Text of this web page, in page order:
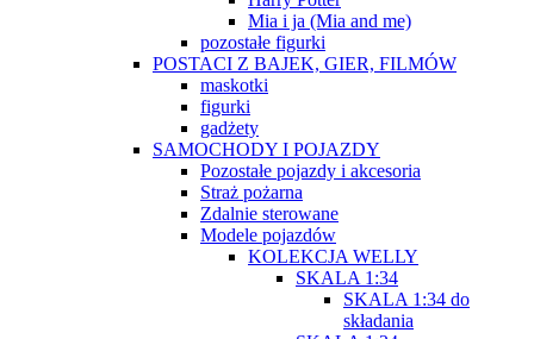
Mia i ja (Mia and me)
pozostałe figurki
POSTACI Z BAJEK, GIER, FILMÓW
maskotki
figurki
gadżety
SAMOCHODY I POJAZDY
Pozostałe pojazdy i akcesoria
Straż pożarna
Zdalnie sterowane
Modele pojazdów
KOLEKCJA WELLY
SKALA 1:34
SKALA 1:34 do
składania